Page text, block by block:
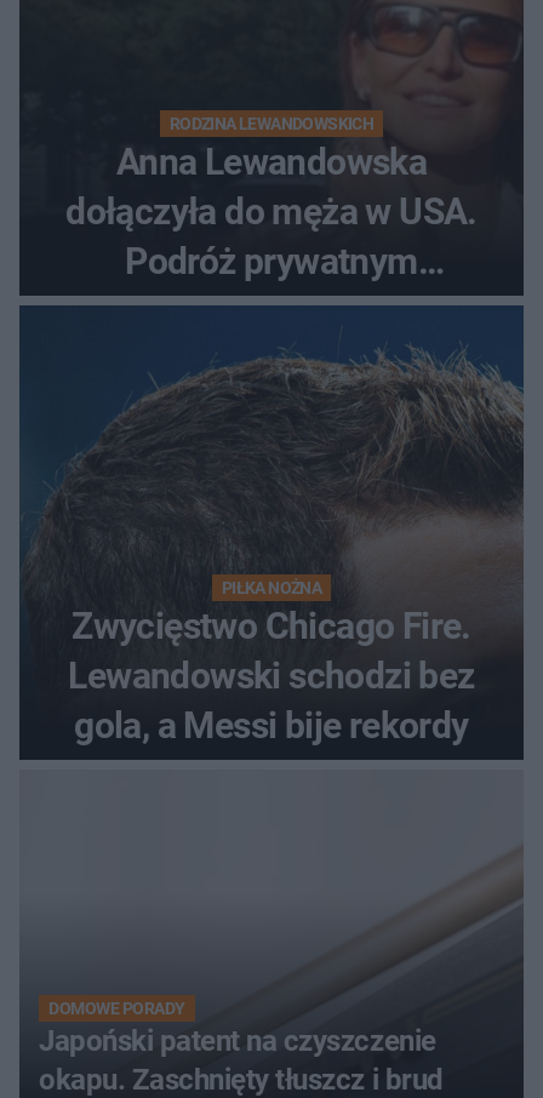
RODZINA LEWANDOWSKICH
Anna Lewandowska
dołączyła do męża w USA.
Podróż prywatnym
odrzutowcem to dopiero
początek!
PIŁKA NOŻNA
Zwycięstwo Chicago Fire.
Lewandowski schodzi bez
gola, a Messi bije rekordy
DOMOWE PORADY
Japoński patent na czyszczenie
okapu. Zaschnięty tłuszcz i brud